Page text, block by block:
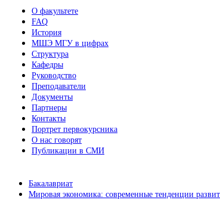
О факультете
FAQ
История
МШЭ МГУ в цифрах
Структура
Кафедры
Руководство
Преподаватели
Документы
Партнеры
Контакты
Портрет первокурсника
О нас говорят
Публикации в СМИ
Бакалавриат
Мировая экономика: современные тенденции